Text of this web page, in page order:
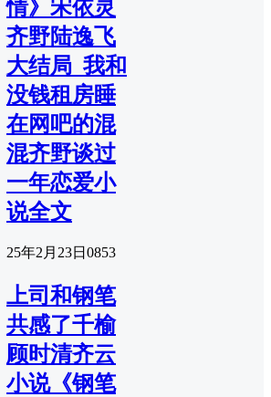
情》宋依灵
齐野陆逸飞
大结局_我和
没钱租房睡
在网吧的混
混齐野谈过
一年恋爱小
说全文
25年2月23日 0853
上司和钢笔
共感了千榆
顾时清齐云
小说《钢笔